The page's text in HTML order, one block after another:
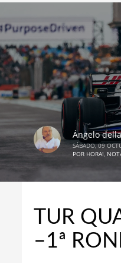
Ángelo
SÁBADO, 09
POR HORA!,
TUR
–1ª